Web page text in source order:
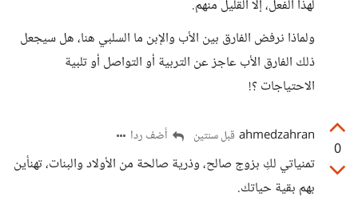
لهذا الفعل، إلا القليل منهم.
ولماذا نرفض الفارق بين الأب والإبن ما السلبي هنا، هل سيجعل
ذلك الفارق الأب عاجز عن التربية أو التواصل أو تلبية
الاحتياجات ؟!
0
ahmedzahran قبل سنتين أضف ردا
تمنياتي لكِ بزوج صالح، وذرية صالحة من الأولاد والبنات، تهنأين
بهم بقية حياتك.